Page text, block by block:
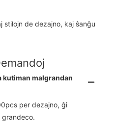
stilojn de dezajno, kaj ŝanĝu
kutiman malgrandan
per dezajno, ĝi